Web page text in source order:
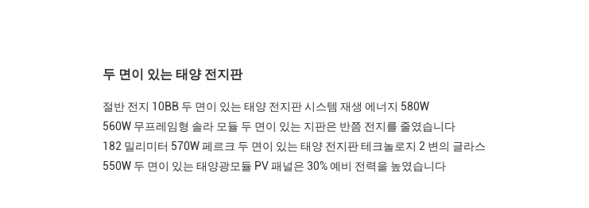
두 면이 있는 태양 전지판
절반 전지 10BB 두 면이 있는 태양 전지판 시스템 재생 에너지 580W
560W 무프레임형 솔라 모듈 두 면이 있는 지판은 반쯤 전지를 줄였습니다
182 밀리미터 570W 페르크 두 면이 있는 태양 전지판 테크놀로지 2 변의 글라스
550W 두 면이 있는 태양광모듈 PV 패널은 30% 예비 전력을 높였습니다